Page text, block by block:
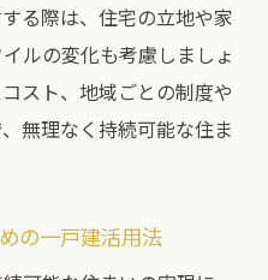
る際は、住宅の立地や家
ルの変化も考慮しましょ
スト、地域ごとの制度や
無理なく持続可能な住ま
の一戸建活用法